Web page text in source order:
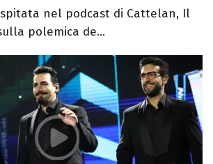
nel podcast di Cattelan, Il
polemica de...